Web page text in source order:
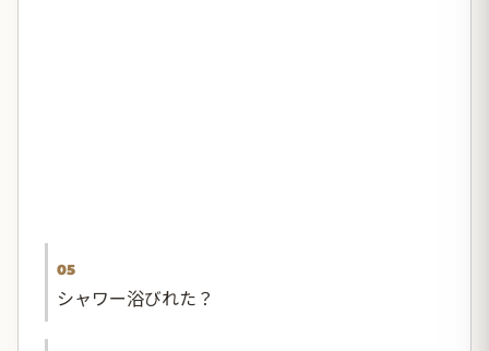
05
シャワー浴びれた？